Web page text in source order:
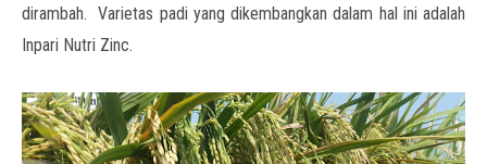
dirambah. Varietas padi yang dikembangkan dalam hal ini adalah
Inpari Nutri Zinc.